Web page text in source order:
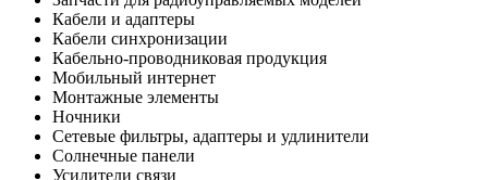
Кабели и адаптеры
Кабели синхронизации
Кабельно-проводниковая продукция
Мобильный интернет
Монтажные элементы
Ночники
Сетевые фильтры, адаптеры и удлинители
Солнечные панели
Усилители связи